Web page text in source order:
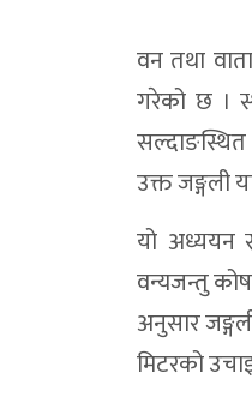
वन तथा
गरेको छ ।
सल्दाङस्थित
उक्त जङ्गली
यो अध्ययन
वन्यजन्तु
अनुसार
मिटरको